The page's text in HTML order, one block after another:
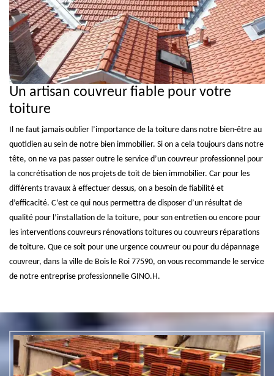
NOS PRESTATIONS
Couvreur 77
Nettoyage et pose de
gouttière 77
77
Un artisan couvreur fiable pour votre
toiture
Il ne faut jamais oublier l’importance de la toiture dans notre bien-être au
quotidien au sein de notre bien immobilier. Si on a cela toujours dans notre
tête, on ne va pas passer outre le service d’un couvreur professionnel pour
la concrétisation de nos projets de toit de bien immobilier. Car pour les
différents travaux à effectuer dessus, on a besoin de fiabilité et
d’efficacité. C’est ce qui nous permettra de disposer d’un résultat de
qualité pour l’installation de la toiture, pour son entretien ou encore pour
les interventions couvreurs rénovations toitures ou couvreurs réparations
de toiture. Que ce soit pour une urgence couvreur ou pour du dépannage
couvreur, dans la ville de Bois le Roi 77590, on vous recommande le service
de notre entreprise professionnelle GINO.H.